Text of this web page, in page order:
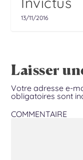
13/11/2016
Laisser
Votre adresse e-
obligatoires sont
COMMENTAIRE